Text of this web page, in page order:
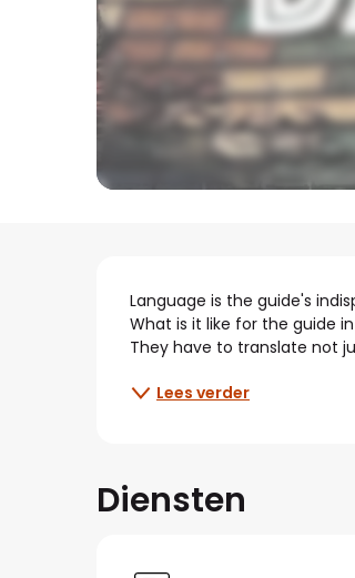
Language is the guide's
What is it like for the guide
They have to translate not
Lees verder
Diensten